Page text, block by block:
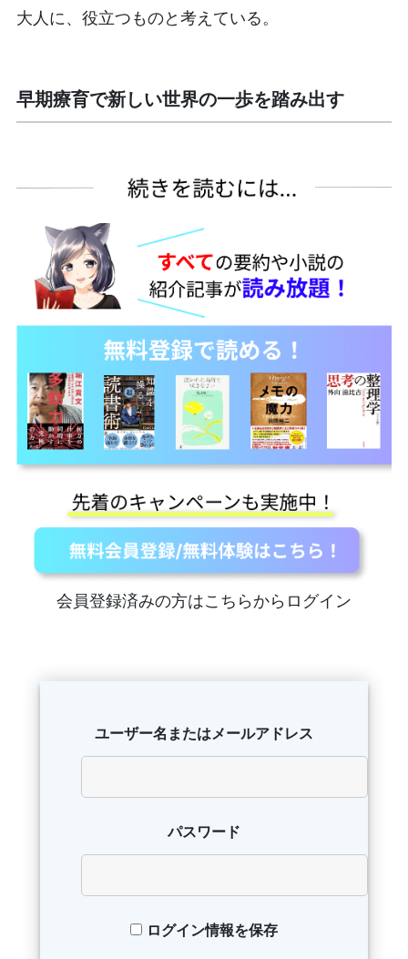
大人に、役立つものと考えている。
早期療育で新しい世界の一歩を踏み出す
会員登録済みの方はこちらからログイン
ユーザー名またはメールアドレス
パスワード
ログイン情報を保存